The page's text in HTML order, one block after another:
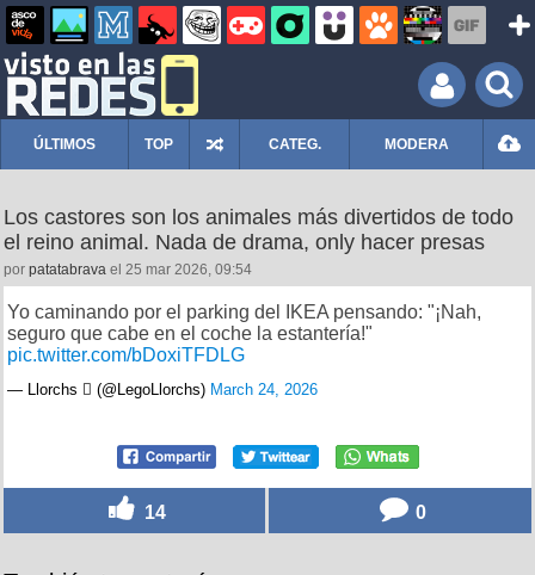
ÚLTIMOS TOP CATEG. MODERA
Los castores son los animales más divertidos de todo
el reino animal. Nada de drama, only hacer presas
por patatabrava el 25 mar 2026, 09:54
Yo caminando por el parking del IKEA pensando: "¡Nah,
seguro que cabe en el coche la estantería!"
pic.twitter.com/bDoxiTFDLG
— Llorchs  (@LegoLlorchs) March 24, 2026
14 0